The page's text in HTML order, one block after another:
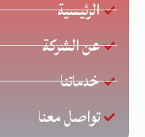
الرئيسية
عن الشركة
خدماتنا
تواصل معنا